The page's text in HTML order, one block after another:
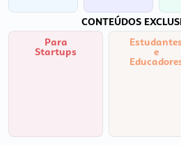
CONTEÚDOS
Para
Startups
Estudantes
e